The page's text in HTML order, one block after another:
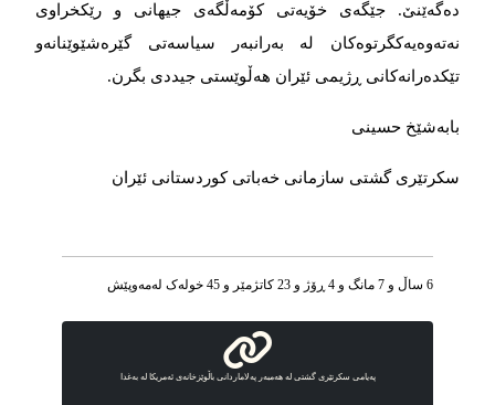
دەگەێنێ. جێگەی خۆیەتی کۆمەڵگەی جیهانی و رێکخراوی
نەتەوەیەکگرتوەکان لە بەرانبەر سیاسەتی گێرەشێوێنانەو
تێکدەرانەکانی ڕژیمی ئێران هەڵوێستی جیددی بگرن.
بابه‌‌‌شێخ حسینی
سکرتێری گشتی سازمانی خه‌‌‌باتی کوردستانی ئێران
6 ساڵ و 7 مانگ و 4 ڕۆژ و 23 کاتژمێر و 45 خوله‌ک له‌مه‌وپێش‌
په‌یامی سکرتێری گشتی له‌ هه‌مبه‌ر پەلاماردانی باڵوێزخانەی ئەمریکا لە بەغدا